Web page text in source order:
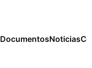
DocumentosNoticias